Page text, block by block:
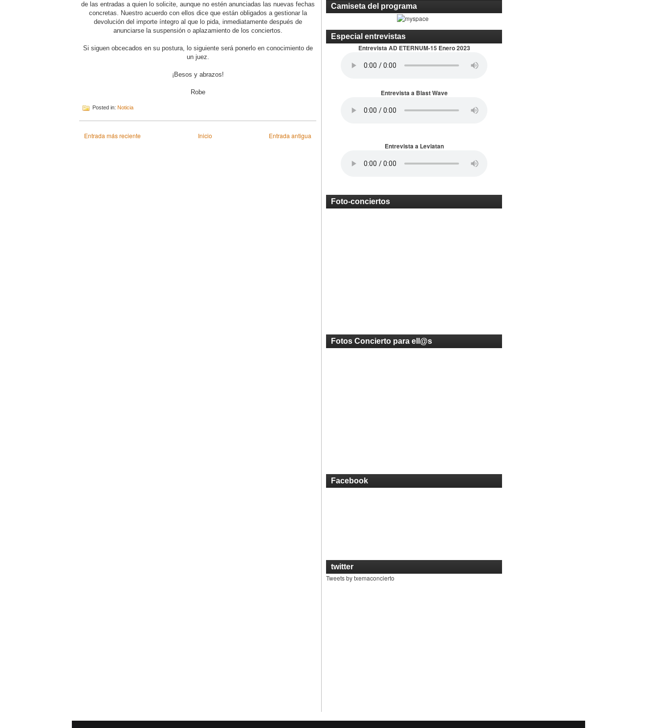
de las entradas a quien lo solicite, aunque no estén anunciadas las nuevas fechas
concretas. Nuestro acuerdo con ellos dice que están obligados a gestionar la
devolución del importe íntegro al que lo pida, inmediatamente después de
anunciarse la suspensión o aplazamiento de los conciertos.
Si siguen obcecados en su postura, lo siguiente será ponerlo en conocimiento de
un juez.
¡Besos y abrazos!
Robe
Posted in: Noticia
Entrada más reciente Entrada antigua
Inicio
Camiseta del programa
Especial entrevistas
Entrevista AD ETERNUM-15 Enero 2023
Entrevista a Blast Wave
Entrevista a Leviatan
Foto-conciertos
Fotos Concierto para ell@s
Facebook
twitter
Tweets by txemaconcierto